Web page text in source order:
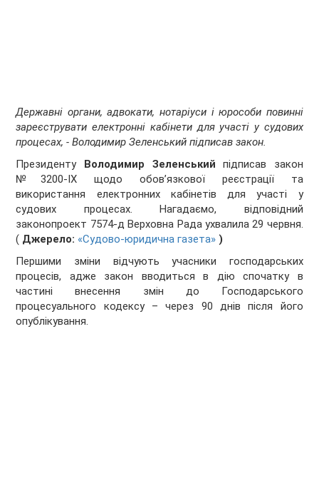
Державні органи, адвокати, нотаріуси і юрособи повинні
зареєструвати електронні кабінети для участі у судових
процесах, - Володимир Зеленський підписав закон.
Президенту Володимир Зеленський підписав закон
№3200-IX щодо обов’язкової реєстрації та
використання електронних кабінетів для участі у
судових процесах. Нагадаємо, відповідний
законопроект 7574-д Верховна Рада ухвалила 29 червня.
( Джерело: «Судово-юридична газета» )
Першими зміни відчують учасники господарських
процесів, адже закон вводиться в дію спочатку в
частині внесення змін до Господарського
процесуального кодексу – через 90 днів після його
опублікування.